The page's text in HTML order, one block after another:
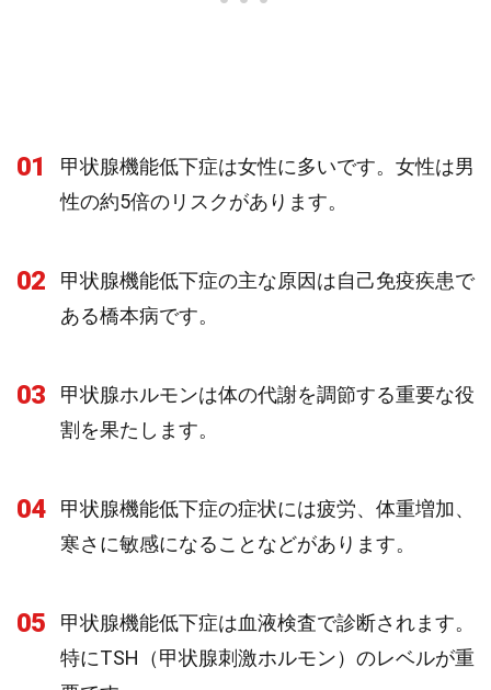
01
甲状腺機能低下症は女性に多いです。女性は男
性の約5倍のリスクがあります。
02
甲状腺機能低下症の主な原因は自己免疫疾患で
ある橋本病です。
03
甲状腺ホルモンは体の代謝を調節する重要な役
割を果たします。
04
甲状腺機能低下症の症状には疲労、体重増加、
寒さに敏感になることなどがあります。
05
甲状腺機能低下症は血液検査で診断されます。
特にTSH（甲状腺刺激ホルモン）のレベルが重